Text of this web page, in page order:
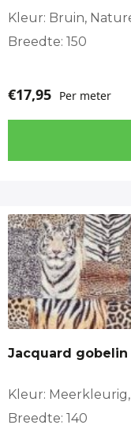
Kleur: Bruin,
Breedte: 150
€17,95 Per meter
Jacquard
Kleur:
Breedte: 140